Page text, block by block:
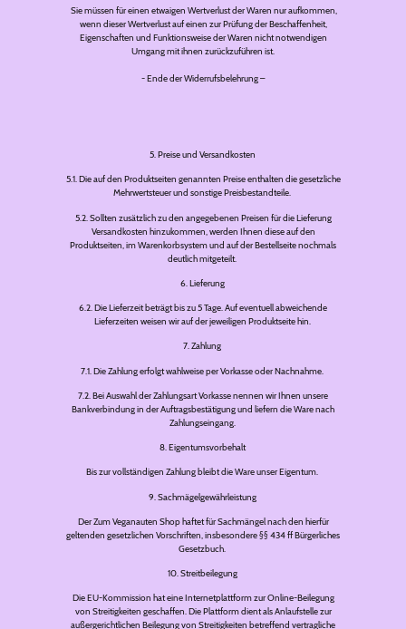
Sie müssen für einen etwaigen Wertverlust der Waren nur aufkommen,
wenn dieser Wertverlust auf einen zur Prüfung der Beschaffenheit,
Eigenschaften und Funktionsweise der Waren nicht notwendigen
Umgang mit ihnen zurückzuführen ist.
- Ende der Widerrufsbelehrung –
5. Preise und Versandkosten
5.1. Die auf den Produktseiten genannten Preise enthalten die gesetzliche
Mehrwertsteuer und sonstige Preisbestandteile.
5.2. Sollten zusätzlich zu den angegebenen Preisen für die Lieferung
Versandkosten hinzukommen, werden Ihnen diese auf den
Produktseiten, im Warenkorbsystem und auf der Bestellseite nochmals
deutlich mitgeteilt.
6. Lieferung
6.2. Die Lieferzeit beträgt bis zu 5 Tage. Auf eventuell abweichende
Lieferzeiten weisen wir auf der jeweiligen Produktseite hin.
7. Zahlung
7.1. Die Zahlung erfolgt wahlweise per Vorkasse oder Nachnahme.
7.2. Bei Auswahl der Zahlungsart Vorkasse nennen wir Ihnen unsere
Bankverbindung in der Auftragsbestätigung und liefern die Ware nach
Zahlungseingang.
8. Eigentumsvorbehalt
Bis zur vollständigen Zahlung bleibt die Ware unser Eigentum.
9. Sachmägelgewährleistung
Der Zum Veganauten Shop haftet für Sachmängel nach den hierfür
geltenden gesetzlichen Vorschriften, insbesondere §§ 434 ff Bürgerliches
Gesetzbuch.
10. Streitbeilegung
Die EU-Kommission hat eine Internetplattform zur Online-Beilegung
von Streitigkeiten geschaffen. Die Plattform dient als Anlaufstelle zur
außergerichtlichen Beilegung von Streitigkeiten betreffend vertragliche